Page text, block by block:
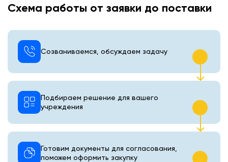
Схема работы от заявки до поставки
Созваниваемся, обсуждаем задачу
Подбираем решение для вашего
учреждения
Готовим документы для согласования,
поможем оформить закупку